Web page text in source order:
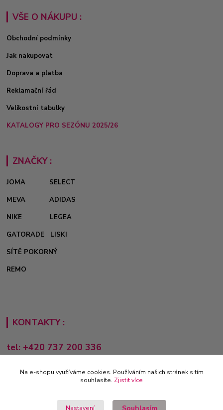
VŠE O NÁKUPU :
Obchodní podmínky
Jak nakupovat
Doprava a platba
Reklamační řád
Velikostní tabulky
KATALOGY PRO SEZÓNU 2025/26
ZNAČKY :
JOMA
SELECT
MEVA
ADIDAS
NIKE
LEGEA
GATORADE
LISKI
SÍTĚ POKORNÝ
REMO
KONTAKTY :
tel: +420 737 200 336
Pondělí-Pátek: 8 - 17 hodin
obchod@e-sporting.cz
Na e-shopu využíváme cookies. Používáním našich stránek s tím
souhlasíte. Zjistit více
Nastavení